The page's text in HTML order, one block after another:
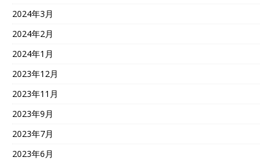
2024年3月
2024年2月
2024年1月
2023年12月
2023年11月
2023年9月
2023年7月
2023年6月